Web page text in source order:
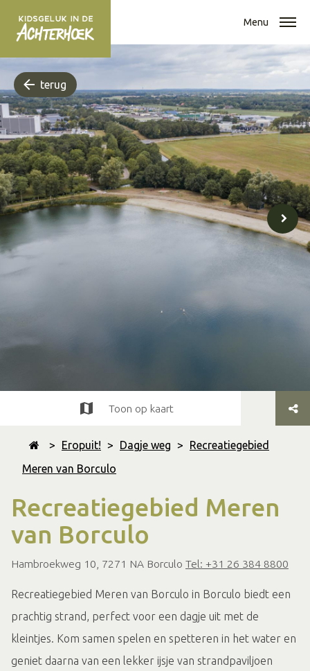
Menu
terug
> Eropuit! > Dagje weg >
Recreatiegebied
Meren van Borculo
Recreatiegebied Meren
van Borculo
Hambroekweg 10, 7271 NA Borculo Tel: +31 26 384 8800
Toon op kaart
Recreatiegebied Meren van Borculo in Borculo biedt een
prachtig strand, perfect voor een dagje uit met de
kleintjes. Kom samen spelen en spetteren in het water en
geniet daarna van een lekker ijsje van strandpaviljoen